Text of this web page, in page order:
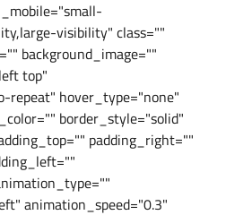
visibility" class=""
background_image=""
top"
repeat" hover_type="none"
border_style="solid"
padding_right=""
animation_speed="0.3"